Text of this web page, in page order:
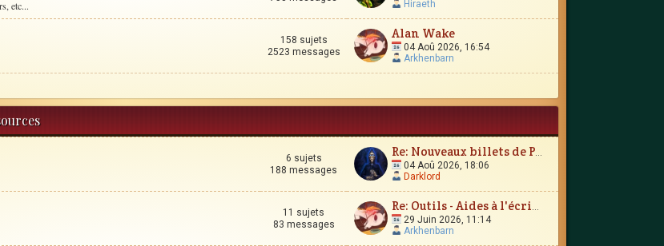
etc...
Hiraeth
158 sujets
2523 messages
Alan Wake
04 Aoû 2026, 16:54
Arkhenbarn
6 sujets
188 messages
Re: Nouveaux billets de Parchemin
04 Aoû 2026, 18:06
Darklord
11 sujets
83 messages
Re: Outils - Aides à l'écriture
29 Juin 2026, 11:14
Arkhenbarn